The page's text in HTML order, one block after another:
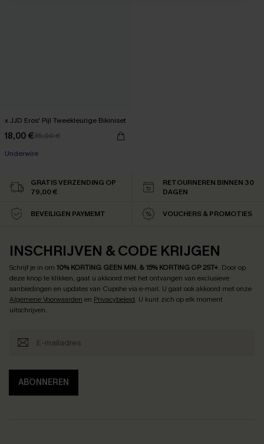
x JJD Eros' Pijl Tweekleurige Bikiniset
18,00 €35,00 €
Underwire
GRATIS VERZENDING OP
79,00 €
RETOURNEREN BINNEN 30
DAGEN
BEVEILIGEN PAYMEMT VOUCHERS & PROMOTIES
INSCHRIJVEN & CODE KRIJGEN
Schrijf je in om 10% KORTING GEEN MIN. & 15% KORTING OP 2ST+. Door op
deze knop te klikken, gaat u akkoord met het ontvangen van exclusieve
aanbiedingen en updates van Cupshe via e-mail. U gaat ook akkoord met onze
Algemene Voorwaarden en Privacybeleid. U kunt zich op elk moment
uitschrijven.
ABONNEREN